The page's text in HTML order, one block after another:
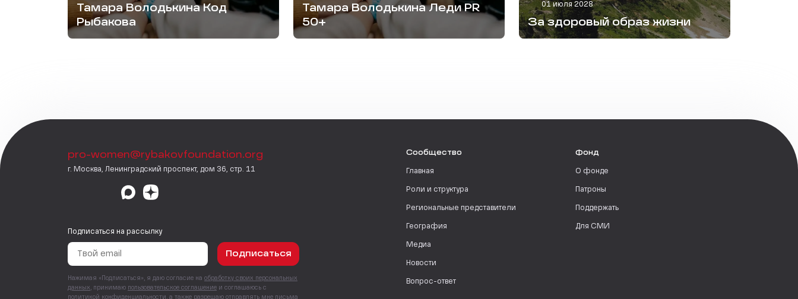
Тамара Володькина Код
Рыбакова
Тамара Володькина Леди PR
50+
01 июля 2028
За здоровый образ жизни
pro-women@rybakovfoundation.org
г. Москва, Ленинградский проспект, дом 36, стр. 11
Подписаться на рассылку
Подписаться
Нажимая «Подписаться», я даю согласие на обработку своих персональных
данных , принимаю пользовательское соглашение и соглашаюсь с
политикой конфиденциальности , а также разрешаю отправлять мне письма
Сообщество
Главная
Роли и структура
Региональные представители
География
Медиа
Новости
Вопрос-ответ
Фонд
О фонде
Патроны
Поддержать
Для СМИ